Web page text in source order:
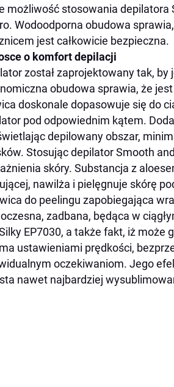
możliwość stosowania depilatora
Wodoodporna obudowa
jest całkowicie bezpieczna.
o komfort depilacji
został zaprojektowany tak, by
obudowa sprawia, że
doskonale dopasowuje się do
pod odpowiednim kątem.
depilowany obszar,
Stosując depilator Smooth
skóry. Substancja z
nawilża i pielęgnuje skórę
do peelingu zapobiegająca
zadbana, będąca w
EP7030, a także fakt, iż może
ustawieniami prędkości,
oczekiwaniom. Jego
nawet najbardziej